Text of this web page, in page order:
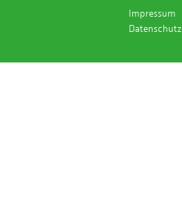
Impressum
Datenschutz